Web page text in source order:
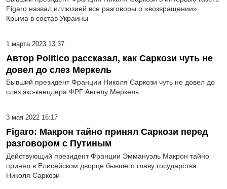
Figaro назвал иллюзией все разговоры о «возвращении»
Крыма в состав Украины
1 марта 2023 13:37
Автор Politico рассказал, как Саркози чуть не
довел до слез Меркель
Бывший президент Франции Николя Саркози чуть не довел до
слез экс-канцлера ФРГ Ангелу Меркель
3 мая 2022 16:17
Figaro: Макрон тайно принял Саркози перед
разговором с Путиным
Действующий президент Франции Эммануэль Макрон тайно
принял в Елисейском дворце бывшего главу государства
Николя Саркози